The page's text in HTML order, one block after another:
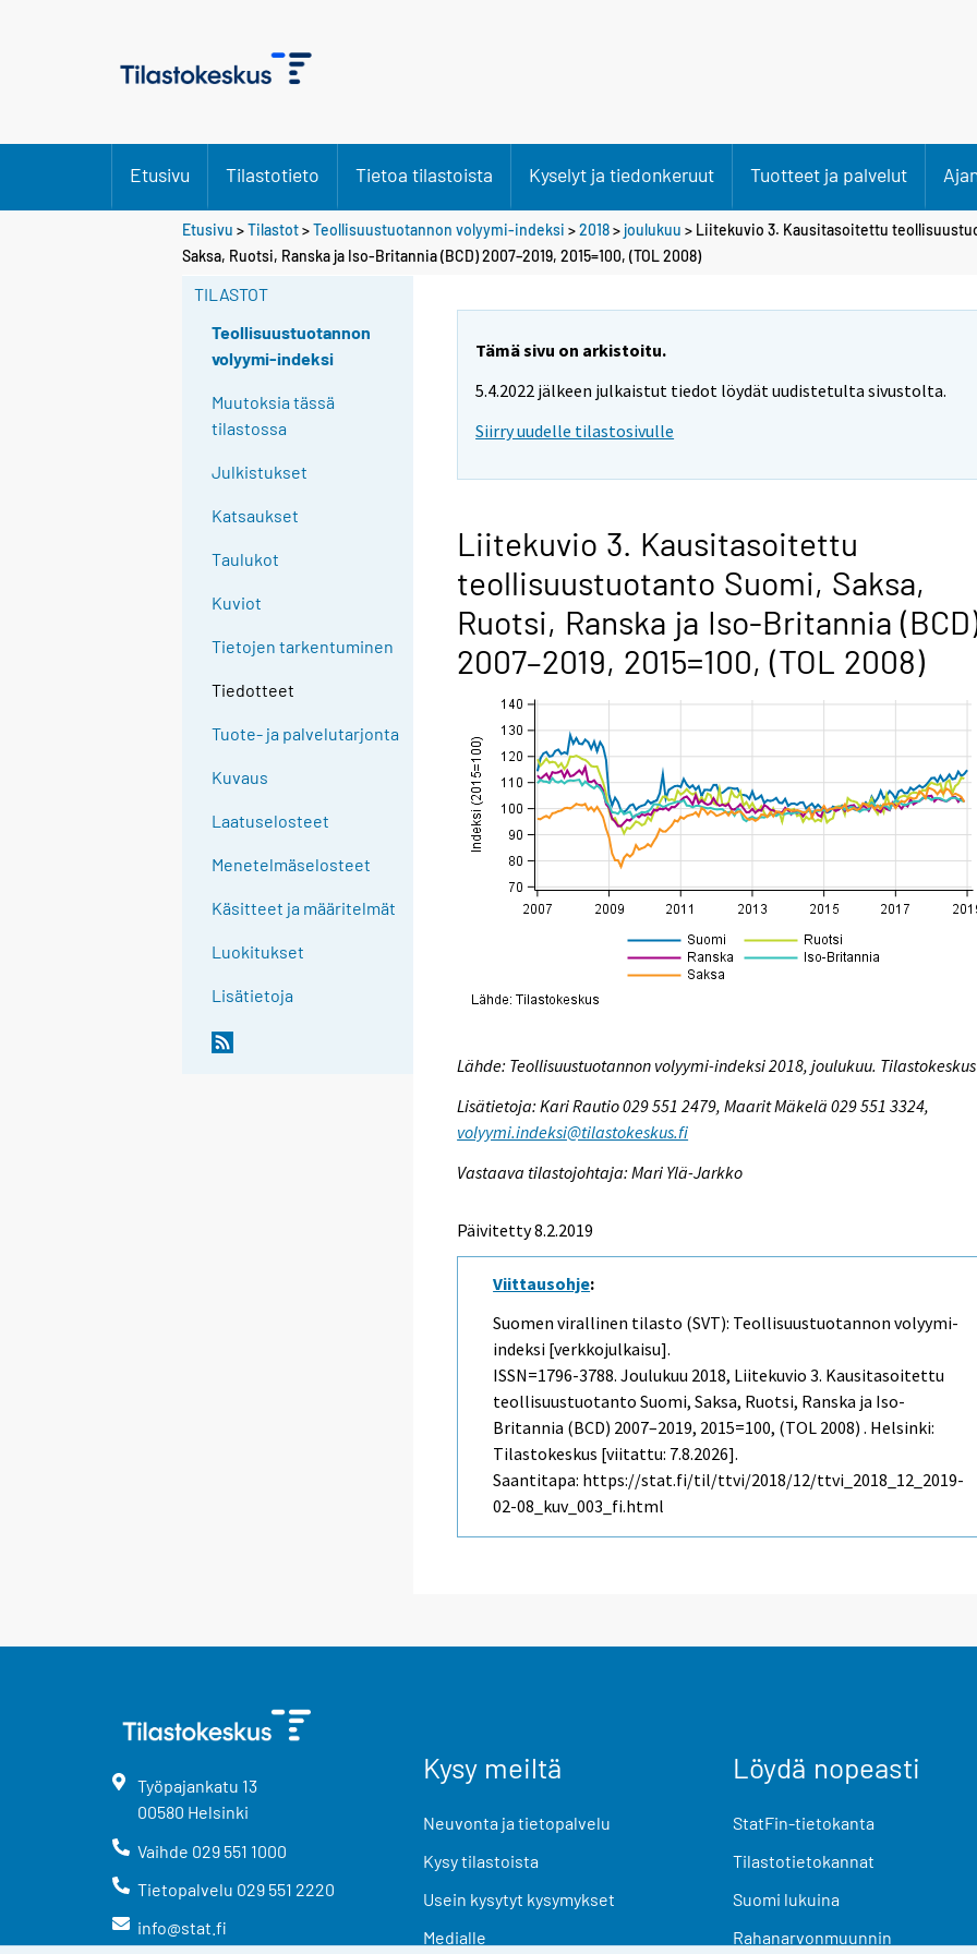
Etusivu Tilastotieto Tietoa tilastoista Kyselyt ja tiedonkeruut Tuotteet ja palvelut
Etusivu >Tilastot>Teollisuustuotannon volyymi-indeksi >2018> joulukuu > Liitekuvio 3. Kausitasoitettu
Saksa, Ruotsi, Ranska ja Iso-Britannia (BCD) 2007–2019, 2015=100, (TOL 2008)
TILASTOT
Teollisuustuotannon
volyymi-indeksi
Muutoksia tässä
tilastossa
Julkistukset
Katsaukset
Taulukot
Kuviot
Tietojen tarkentuminen
Tiedotteet
Tuote- ja palvelutarjonta
Kuvaus
Laatuselosteet
Menetelmäselosteet
Käsitteet ja määritelmät
Luokitukset
Lisätietoja
Tämä sivu on arkistoitu.
5.4.2022 jälkeen julkaistut tiedot löydät uudistetulta sivustolta.
Siirry uudelle tilastosivulle
Liitekuvio 3. Kausitasoitettu
teollisuustuotanto Suomi, Saksa,
Ruotsi, Ranska ja Iso-Britannia
2007–2019, 2015=100, (TOL 2008)
Lähde: Teollisuustuotannon volyymi-indeksi 2018, joulukuu. Tilastokeskus
Lisätietoja: Kari Rautio 029 551 2479, Maarit Mäkelä 029 551 3324,
volyymi.indeksi@tilastokeskus.fi
Vastaava tilastojohtaja: Mari Ylä-Jarkko
Päivitetty 8.2.2019
Viittausohje:
Suomen virallinen tilasto (SVT): Teollisuustuotannon volyymi-
indeksi [verkkojulkaisu].
ISSN=1796-3788.Joulukuu 2018, Liitekuvio 3. Kausitasoitettu
teollisuustuotanto Suomi, Saksa, Ruotsi, Ranska ja Iso-
Britannia (BCD) 2007–2019, 2015=100, (TOL 2008) . Helsinki:
Tilastokeskus [viitattu: 7.8.2026].
Saantitapa: https://stat.fi/til/ttvi/2018/12/ttvi_2018_12_2019-
02-08_kuv_003_fi.html
Työpajankatu 13
00580 Helsinki
Vaihde 029 551 1000
Tietopalvelu 029 551 2220
info@stat.fi
Kysy meiltä
Neuvonta ja tietopalvelu
Kysy tilastoista
Usein kysytyt kysymykset
Medialle
Löydä nopeasti
StatFin-tietokanta
Tilastotietokannat
Suomi lukuina
Rahanarvonmuunnin